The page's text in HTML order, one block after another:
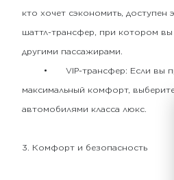
кто хочет сэкономить,
шаттл-трансфер, при котором вы
другими пассажирами.
•
VIP-трансфер: Если вы
максимальный комфорт,
автомобилями класса люкс.
3. Комфорт и безопасность